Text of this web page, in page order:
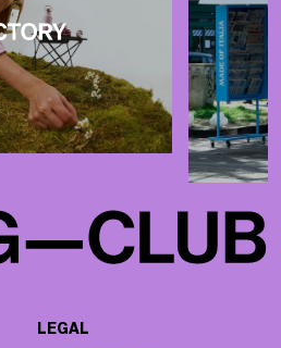
LEGAL